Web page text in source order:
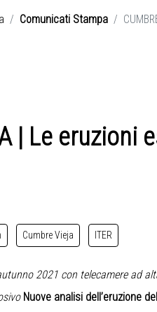
Comunicati Stampa
| Le
Cumbre Vieja ITER
2021 con telecamere ad
Nuove analisi dell’eruzione